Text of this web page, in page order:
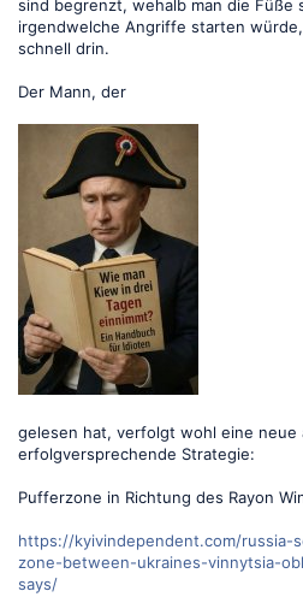
sind begrenzt, wehalb man die Füße
irgendwelche Angriffe starten
schnell drin.
Der Mann, der
gelesen hat, verfolgt wohl eine neue
erfolgversprechende Strategie:
Pufferzone in Richtung des Rayon
https://kyivindependent.com/
zone-between-ukraines-vinnytsia-
says/